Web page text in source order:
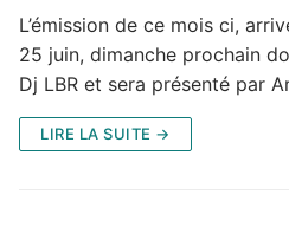
L’émission de ce mois ci,
25 juin, dimanche prochain
Dj LBR et sera présenté par
LIRE LA SUITE →